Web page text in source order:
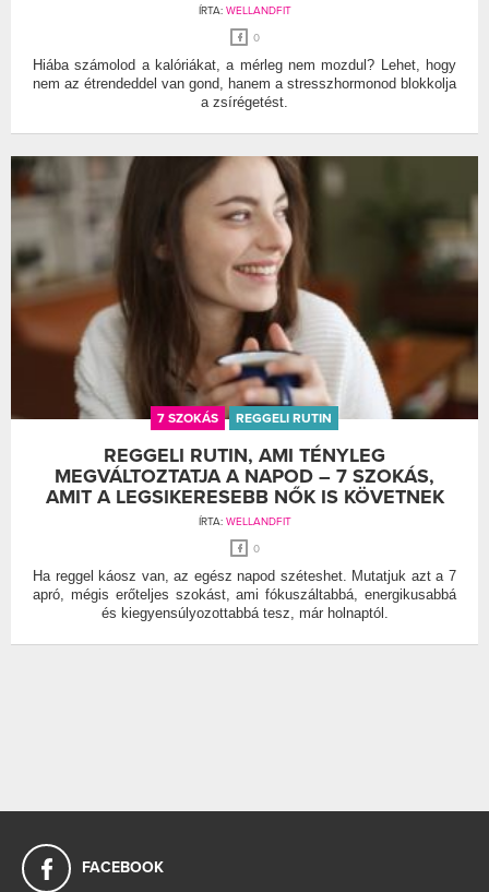
ÍRTA: WELLANDFIT
0
Hiába számolod a kalóriákat, a mérleg nem mozdul? Lehet, hogy
nem az étrendeddel van gond, hanem a stresszhormonod blokkolja
a zsírégetést.
7 SZOKÁS REGGELI RUTIN
REGGELI RUTIN, AMI TÉNYLEG
MEGVÁLTOZTATJA A NAPOD – 7 SZOKÁS,
AMIT A LEGSIKERESEBB NŐK IS KÖVETNEK
ÍRTA: WELLANDFIT
0
Ha reggel káosz van, az egész napod széteshet. Mutatjuk azt a 7
apró, mégis erőteljes szokást, ami fókuszáltabbá, energikusabbá
és kiegyensúlyozottabbá tesz, már holnaptól.
FACEBOOK